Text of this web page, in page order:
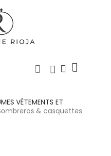
VÉTEMENTS ET
& casquettes